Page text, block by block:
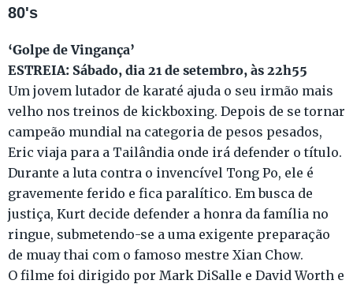
80's
‘Golpe de Vingança’
ESTREIA: Sábado, dia 21 de setembro, às 22h55
Um jovem lutador de karaté ajuda o seu irmão mais
velho nos treinos de kickboxing. Depois de se tornar
campeão mundial na categoria de pesos pesados,
Eric viaja para a Tailândia onde irá defender o título.
Durante a luta contra o invencível Tong Po, ele é
gravemente ferido e fica paralítico. Em busca de
justiça, Kurt decide defender a honra da família no
ringue, submetendo-se a uma exigente preparação
de muay thai com o famoso mestre Xian Chow.
O filme foi dirigido por Mark DiSalle e David Worth e